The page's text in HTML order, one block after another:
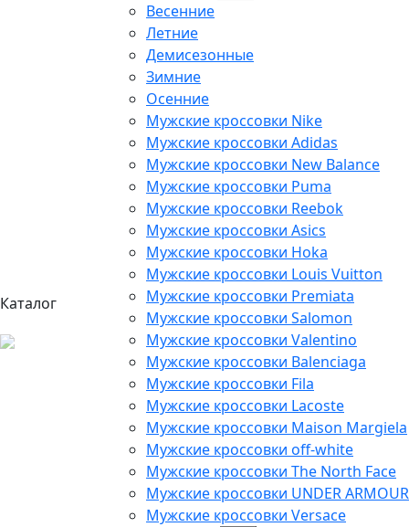
Каталог
Весенние
Летние
Демисезонные
Зимние
Осенние
Мужские кроссовки Nike
Мужские кроссовки Adidas
Мужские кроссовки New Balance
Мужские кроссовки Puma
Мужские кроссовки Reebok
Мужские кроссовки Asics
Мужские кроссовки Hoka
Мужские кроссовки Louis Vuitton
Мужские кроссовки Premiata
Мужские кроссовки Salomon
Мужские кроссовки Valentino
Мужские кроссовки Balenciaga
Мужские кроссовки Fila
Мужские кроссовки Lacoste
Мужские кроссовки Maison Margiela
Мужские кроссовки off-white
Мужские кроссовки The North Face
Мужские кроссовки UNDER ARMOUR
Мужские кроссовки Versace